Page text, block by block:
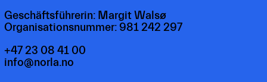
Geschäftsführerin: Margit Walsø
Organisationsnummer: 981 242 297
+47 23 08 41 00
info@norla.no